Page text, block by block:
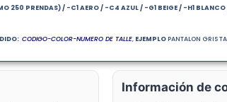
250 PRENDAS) / -C1 AERO / -C4 AZUL / -G1 BEIGE / -H1 BLANCO
CODIGO-COLOR-NUMERO DE TALLE, EJEMPLOPANTALON GRIS
Información de